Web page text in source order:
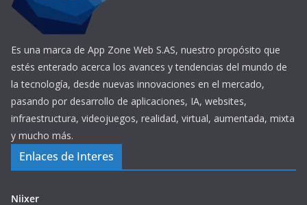
Es una marca de App Zone Web S.AS, nuestro propósito que
estés enterado acerca los avances y tendencias del mundo de
la tecnología, desde nuevas innovaciones en el mercado,
pasando por desarrollo de aplicaciones, IA, websites,
infraestructura, videojuegos, realidad, virtual, aumentada, mixta
y mucho más.
Enlaces de Interes
Niixer